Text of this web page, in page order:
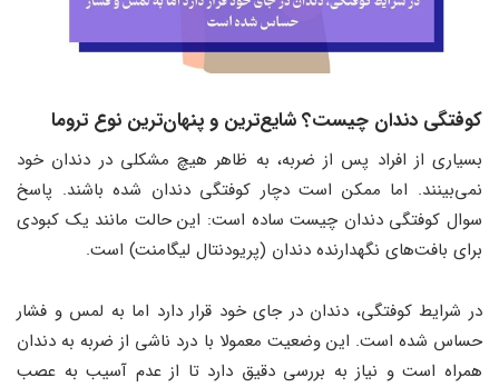
کوفتگی دندان چیست؟ شایع‌ترین و پنهان‌ترین نوع تروما
بسیاری از افراد پس از ضربه، به ظاهر هیچ مشکلی در دندان خود
نمی‌بینند. اما ممکن است دچار کوفتگی دندان شده باشند. پاسخ
سوال کوفتگی دندان چیست ساده است: این حالت مانند یک کبودی
برای بافت‌های نگهدارنده دندان (پریودنتال لیگامنت) است.
در شرایط کوفتگی، دندان در جای خود قرار دارد اما به لمس و فشار
حساس شده است. این وضعیت معمولا با درد ناشی از ضربه به دندان
همراه است و نیاز به بررسی دقیق دارد تا از عدم آسیب به عصب